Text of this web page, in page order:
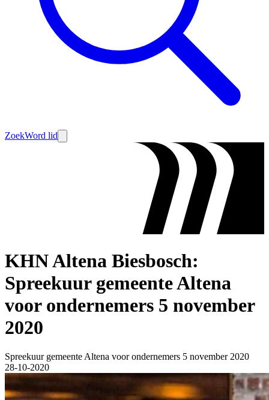
ZoekWord lid
KHN Altena Biesbosch:
Spreekuur gemeente Altena
voor ondernemers 5 november
2020
Spreekuur gemeente Altena voor ondernemers 5 november 2020
28-10-2020